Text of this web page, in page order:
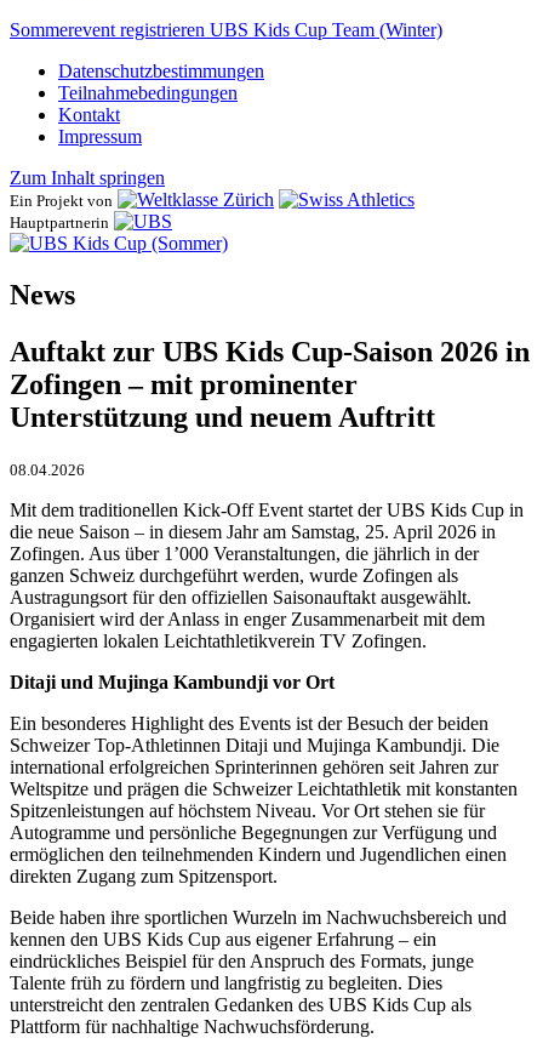
Sommerevent registrieren UBS Kids Cup Team (Winter)
Datenschutzbestimmungen
Teilnahmebedingungen
Kontakt
Impressum
Zum Inhalt springen
Ein Projekt von
Hauptpartnerin
News
Auftakt zur UBS Kids Cup-Saison 2026 in
Zofingen – mit prominenter
Unterstützung und neuem Auftritt
08.04.2026
Mit dem traditionellen Kick-Off Event startet der UBS Kids Cup in
die neue Saison – in diesem Jahr am Samstag, 25. April 2026 in
Zofingen. Aus über 1’000 Veranstaltungen, die jährlich in der
ganzen Schweiz durchgeführt werden, wurde Zofingen als
Austragungsort für den offiziellen Saisonauftakt ausgewählt.
Organisiert wird der Anlass in enger Zusammenarbeit mit dem
engagierten lokalen Leichtathletikverein TV Zofingen.
Ditaji und Mujinga Kambundji vor Ort
Ein besonderes Highlight des Events ist der Besuch der beiden
Schweizer Top-Athletinnen Ditaji und Mujinga Kambundji. Die
international erfolgreichen Sprinterinnen gehören seit Jahren zur
Weltspitze und prägen die Schweizer Leichtathletik mit konstanten
Spitzenleistungen auf höchstem Niveau. Vor Ort stehen sie für
Autogramme und persönliche Begegnungen zur Verfügung und
ermöglichen den teilnehmenden Kindern und Jugendlichen einen
direkten Zugang zum Spitzensport.
Beide haben ihre sportlichen Wurzeln im Nachwuchsbereich und
kennen den UBS Kids Cup aus eigener Erfahrung – ein
eindrückliches Beispiel für den Anspruch des Formats, junge
Talente früh zu fördern und langfristig zu begleiten. Dies
unterstreicht den zentralen Gedanken des UBS Kids Cup als
Plattform für nachhaltige Nachwuchsförderung.